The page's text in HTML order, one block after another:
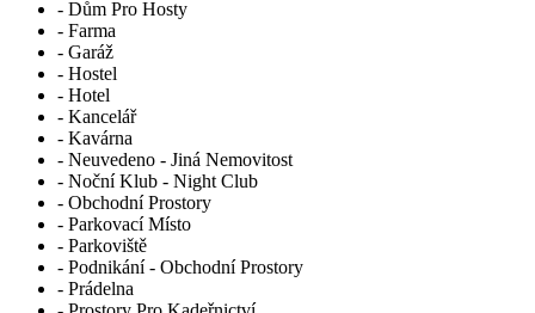
- Dům Pro Hosty
- Farma
- Garáž
- Hostel
- Hotel
- Kancelář
- Kavárna
- Neuvedeno - Jiná Nemovitost
- Noční Klub - Night Club
- Obchodní Prostory
- Parkovací Místo
- Parkoviště
- Podnikání - Obchodní Prostory
- Prádelna